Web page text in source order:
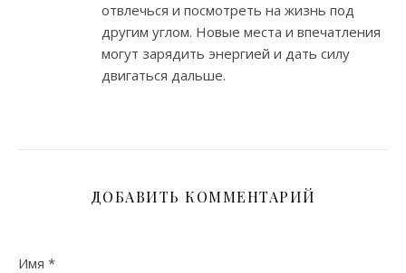
отвлечься и посмотреть на жизнь под
другим углом. Новые места и впечатления
могут зарядить энергией и дать силу
двигаться дальше.
ДОБАВИТЬ КОММЕНТАРИЙ
Имя *